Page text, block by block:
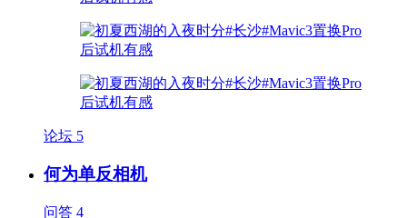
论坛 5
何为单反相机
问答 4